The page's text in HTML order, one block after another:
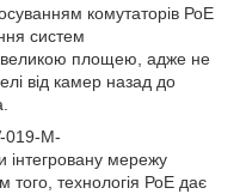
комутаторів РоЕ
систем
великою площею, адже не
від камер назад до
019-M-
інтегровану мережу
того, технологія РоЕ дає